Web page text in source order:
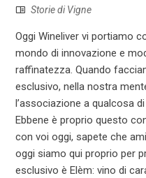
Storie di Vigne
Oggi Wineliver vi portiamo
mondo di innovazione e
raffinatezza. Quando
esclusivo, nella nostra
l’associazione a qualcosa
Ebbene è proprio questo
con voi oggi, sapete che
oggi siamo qui proprio per
esclusivo è Elèm: vino di